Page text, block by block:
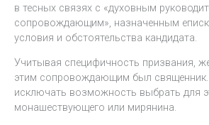
в тесных связях с «духовным
сопровождающим», назначенным
условия и обстоятельства кандидата.
Учитывая специфичность призвания,
этим сопровождающим был священник.
исключать возможность выбрать для
монашествующего или мирянина.